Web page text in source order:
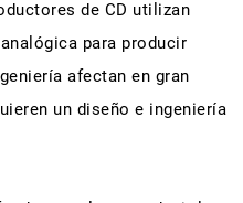
de CD utilizan
para producir
afectan en gran
un diseño e ingeniería